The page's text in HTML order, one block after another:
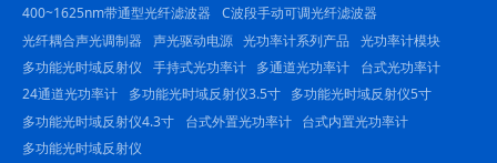
400~1625nm带通型光纤滤波器
C波段手动可调光纤滤波器
光纤耦合声光调制器
声光驱动电源 光功率计系列产品
光功率计模块
多功能光时域反射仪
手持式光功率计 多通道光功率计
台式光功率计
24通道光功率计
多功能光时域反射仪3.5寸
多功能光时域反射仪5寸
多功能光时域反射仪4.3寸
台式外置光功率计
台式内置光功率计
多功能光时域反射仪